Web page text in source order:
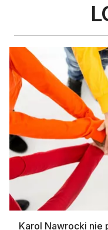
Karol Nawrocki nie